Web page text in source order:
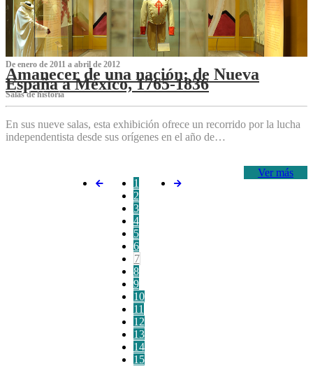
De enero de 2011 a abril de 2012
Amanecer de una nación: de Nueva
España a México, 1765-1836
Salas de historia
En sus nueve salas, esta exhibición ofrece un recorrido por la lucha
independentista desde sus orígenes en el año de…
Ver más
1
2
3
4
5
6
7
8
9
10
11
12
13
14
15